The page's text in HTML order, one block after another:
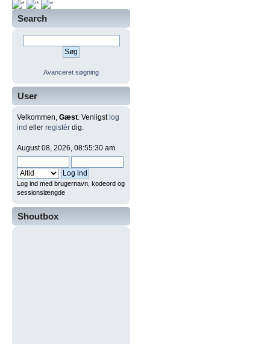
Search
Avanceret søgning
User
Velkommen, Gæst . Venligstlog
ind eller registér dig.
August 08, 2026, 08:55:30 am
Log ind med brugernavn, kodeord og
sessionslængde
Shoutbox